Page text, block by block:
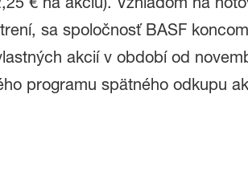
sa spoločnosť BASF
akcií v období od
programu spätného odkupu